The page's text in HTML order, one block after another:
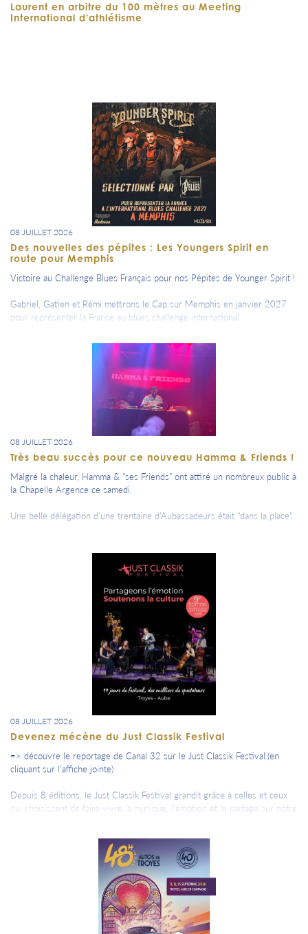
Laurent en arbitre du 100 mètres au Meeting
International d'athlétisme
08 JUILLET 2026
Des nouvelles des pépites : Les Youngers Spirit en
route pour Memphis
Victoire au Challenge Blues Français pour nos Pépites de Younger Spirit !
Gabriel, Gatien et Rémi mettrons le Cap sur Memphis en janvier 2027
pour représenter la France au blues challenge international.
En janvier, il ls ramènera sur sa terre natale.
.....l’aventure ne fait que commencer !
Vous les découvrirez lors de notre Grande Soirée annuelle le vendredi 6
novembre au Centre de Congrès.
08 JUILLET 2026
Très beau succès pour ce nouveau Hamma & Friends !
Malgré la chaleur, Hamma & "ses Friends" ont attiré un nombreux public à
la Chapelle Argence ce samedi.
Une belle délégation d'une trentaine d'Aubassadeurs était "dans la place".
08 JUILLET 2026
Devenez mécène du Just Classik Festival
=> découvre le reportage de Canal 32 sur le Just Classik Festival.(en
cliquant sur l'affiche jointe)
Depuis 8 éditions, le Just Classik Festival grandit grâce à celles et ceux
qui choisissent de faire vivre la musique, l’émotion et le partage sur notre
2027, nous cherchons encore de nouveaux soutiens financiers.
Et si nous écrivions la suite ensemble ?
=> Toutes les informations et demande de contact dans la programmation.